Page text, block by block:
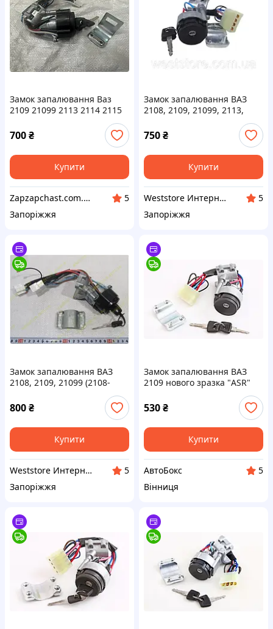
Замок запалювання Ваз
2109 21099 2113 2114 2115
700₴
Купити
Zapzapchast.com.ua Интернет Магазин Автозапчастей
5
Запоріжжя
Замок запалювання ВАЗ
2108, 2109, 21099, 2113,
2114, 2115 нового зразка —
2109-3704010-30
750₴
Купити
Weststore Интернет магазин автозапчастей
5
Запоріжжя
Замок запалювання ВАЗ
2108, 2109, 21099 (2108-
800₴
Купити
Weststore Интернет магазин автозапчастей
5
Запоріжжя
Замок запалювання ВАЗ
2109 нового зразка "ASR"
530₴
Купити
АвтоБокс
5
Вінниця